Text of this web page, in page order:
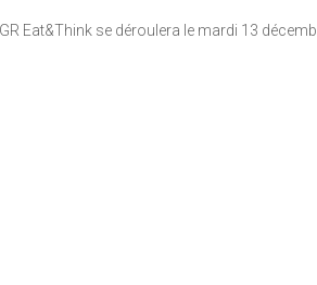
Eat&Think se déroulera le mardi 13